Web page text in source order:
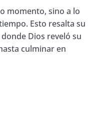
momento, sino a lo
Esto resalta su
donde Dios reveló su
culminar en